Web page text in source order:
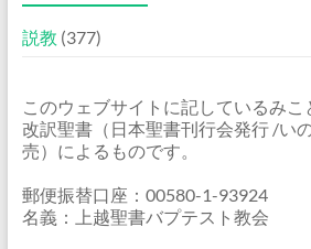
説教 (377)
このウェブサイトに記しているみ
改訳聖書（日本聖書刊行会発行 /い
売）によるものです。
郵便振替口座：00580-1-93924
名義：上越聖書バプテスト教会